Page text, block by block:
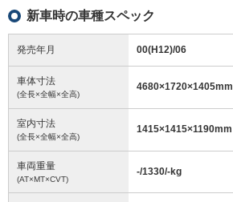
新車時の車種スペック
発売年月 00(H12)/06
車体寸法
(全長×全幅×全高)
4680×1720×1405mm
室内寸法
(全長×全幅×全高)
1415×1415×1190mm
車両重量
(AT×MT×CVT)
-/1330/-kg